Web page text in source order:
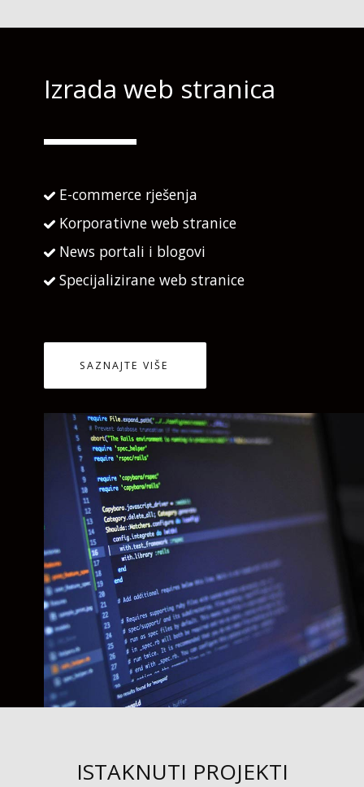
Izrada web stranica
E-commerce rješenja
Korporativne web stranice
News portali i blogovi
Specijalizirane web stranice
SAZNAJTE VIŠE
ISTAKNUTI PROJEKTI